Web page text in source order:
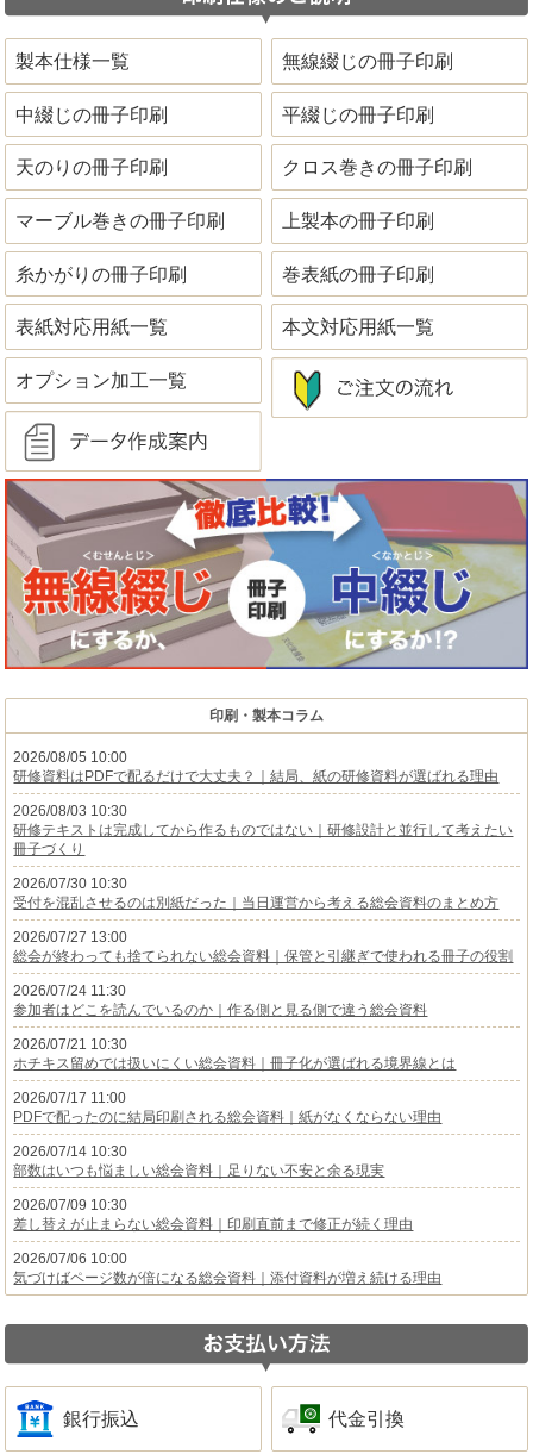
製本仕様一覧 無線綴じの冊子印刷
中綴じの冊子印刷 平綴じの冊子印刷
天のりの冊子印刷 クロス巻きの冊子印刷
マーブル巻きの冊子印刷 上製本の冊子印刷
糸かがりの冊子印刷 巻表紙の冊子印刷
表紙対応用紙一覧 本文対応用紙一覧
オプション加工一覧
印刷・製本コラム
2026/08/05 10:00
研修資料はPDFで配るだけで大丈夫？｜結局、紙の研修資料が選ばれる理由
2026/08/03 10:30
研修テキストは完成してから作るものではない｜研修設計と並行して考えたい
冊子づくり
2026/07/30 10:30
受付を混乱させるのは別紙だった｜当日運営から考える総会資料のまとめ方
2026/07/27 13:00
総会が終わっても捨てられない総会資料｜保管と引継ぎで使われる冊子の役割
2026/07/24 11:30
参加者はどこを読んでいるのか｜作る側と見る側で違う総会資料
2026/07/21 10:30
ホチキス留めでは扱いにくい総会資料｜冊子化が選ばれる境界線とは
2026/07/17 11:00
PDFで配ったのに結局印刷される総会資料｜紙がなくならない理由
2026/07/14 10:30
部数はいつも悩ましい総会資料｜足りない不安と余る現実
2026/07/09 10:30
差し替えが止まらない総会資料｜印刷直前まで修正が続く理由
2026/07/06 10:00
気づけばページ数が倍になる総会資料｜添付資料が増え続ける理由
銀行振込 代金引換